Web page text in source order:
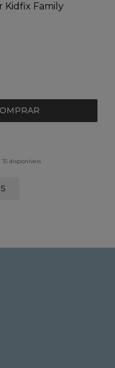
Kidfix Family
disponíveis